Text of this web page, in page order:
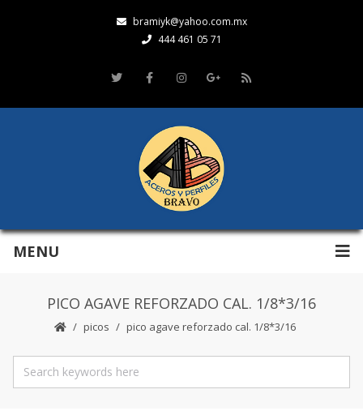
bramiyk@yahoo.com.mx
444 461 05 71
MENU
PICO AGAVE REFORZADO CAL. 1/8*3/16
picos pico agave reforzado cal. 1/8*3/16